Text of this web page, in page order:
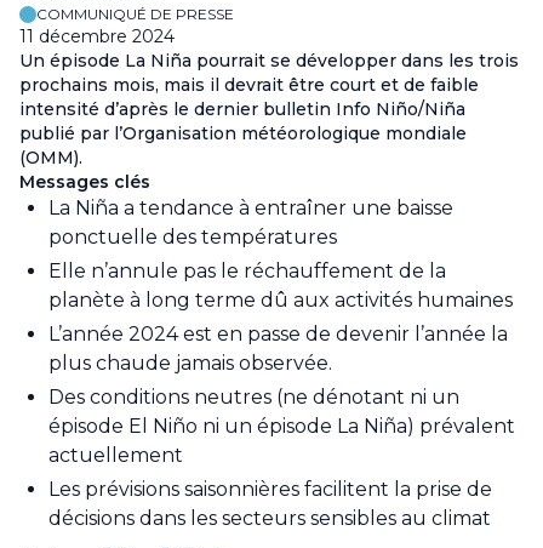
COMMUNIQUÉ DE PRESSE
11 décembre 2024
Un épisode La Niña pourrait se développer dans les trois
prochains mois, mais il devrait être court et de faible
intensité d’après le dernier bulletin Info Niño/Niña
publié par l’Organisation météorologique mondiale
(OMM).
Messages clés
La Niña a tendance à entraîner une baisse
ponctuelle des températures
Elle n’annule pas le réchauffement de la
planète à long terme dû aux activités humaines
L’année 2024 est en passe de devenir l’année la
plus chaude jamais observée.
Des conditions neutres (ne dénotant ni un
épisode El Niño ni un épisode La Niña) prévalent
actuellement
Les prévisions saisonnières facilitent la prise de
décisions dans les secteurs sensibles au climat